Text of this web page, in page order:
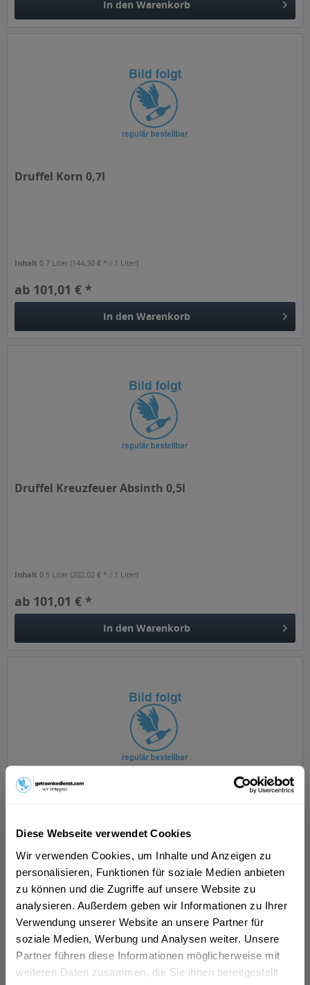
Diese Webseite verwendet Cookies
Wir verwenden Cookies, um Inhalte und Anzeigen zu
personalisieren, Funktionen für soziale Medien anbieten
zu können und die Zugriffe auf unsere Website zu
analysieren. Außerdem geben wir Informationen zu Ihrer
Verwendung unserer Website an unsere Partner für
soziale Medien, Werbung und Analysen weiter. Unsere
Partner führen diese Informationen möglicherweise mit
weiteren Daten zusammen, die Sie ihnen bereitgestellt
In den Warenkorb
Druffel Korn 0,7l
Inhalt0.7 Liter(144,30 € * / 1 Liter)
ab 101,01 € *
In den Warenkorb
Druffel Kreuzfeuer Absinth 0,5l
Inhalt0.5 Liter(202,02 € * / 1 Liter)
ab 101,01 € *
In den Warenkorb
Inhalt0.2 Liter(505,05 € * / 1 Liter)
ab 101,01 € *
In den Warenkorb